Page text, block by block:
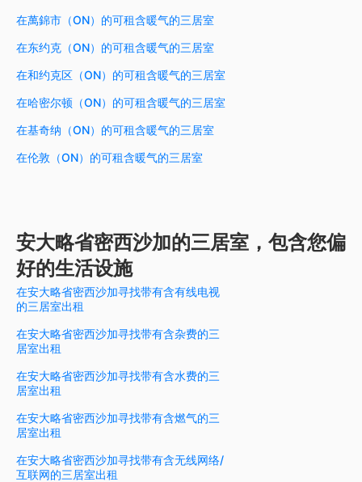
在萬錦市（ON）的可租含暖气的三居室
在东约克（ON）的可租含暖气的三居室
在和约克区（ON）的可租含暖气的三居室
在哈密尔顿（ON）的可租含暖气的三居室
在基奇纳（ON）的可租含暖气的三居室
在伦敦（ON）的可租含暖气的三居室
安大略省密西沙加的三居室，包含您偏
好的生活设施
在安大略省密西沙加寻找带有含有线电视
的三居室出租
在安大略省密西沙加寻找带有含杂费的三
居室出租
在安大略省密西沙加寻找带有含水费的三
居室出租
在安大略省密西沙加寻找带有含燃气的三
居室出租
在安大略省密西沙加寻找带有含无线网络/
互联网的三居室出租